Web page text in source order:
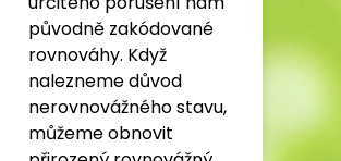
původně zakódované
rovnováhy. Když
nalezneme důvod
nerovnovážného stavu,
můžeme obnovit